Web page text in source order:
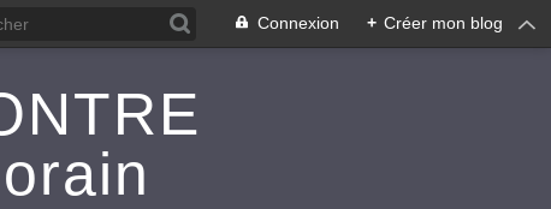
Connexion + Créer mon blog